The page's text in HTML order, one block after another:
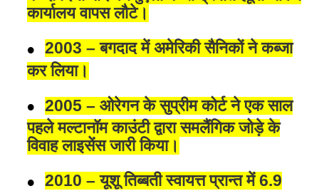
कार्यालय वापस लौटे।
2003 – बगदाद में अमेरिकी सैनिकों ने कब्जा
कर लिया।
2005 – ओरेगन के सुप्रीम कोर्ट ने एक साल
पहले मल्टानॉम काउंटी द्वारा समलैंगिक जोड़े के
विवाह लाइसेंस जारी किया।
2010 – यूशू तिब्बती स्वायत्त प्रान्त में 6.9